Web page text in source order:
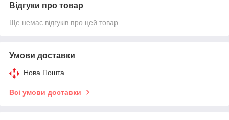
Відгуки про товар
Ще немає відгуків про цей товар
Умови доставки
Нова Пошта
Всі умови доставки